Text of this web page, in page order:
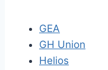
GEA
GH Union
Helios